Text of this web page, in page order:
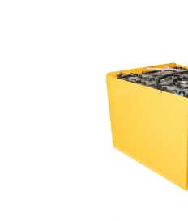
+7 916
8 800 550